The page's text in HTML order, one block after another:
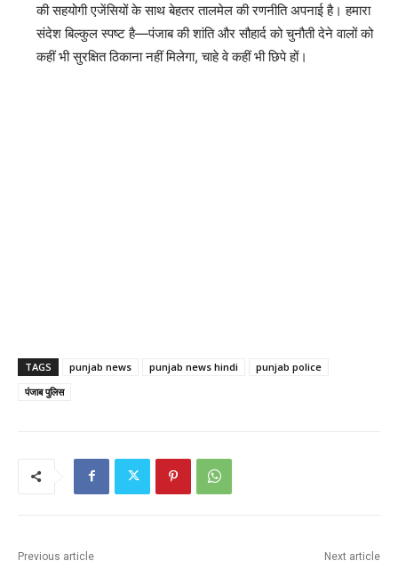
की सहयोगी एजेंसियों के साथ बेहतर तालमेल की रणनीति अपनाई है। हमारा
संदेश बिल्कुल स्पष्ट है—पंजाब की शांति और सौहार्द को चुनौती देने वालों को
कहीं भी सुरक्षित ठिकाना नहीं मिलेगा, चाहे वे कहीं भी छिपे हों।
TAGS punjab news punjab news hindi
punjab police
पंजाब पुलिस
Previous article Next article